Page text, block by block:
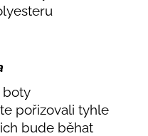
boty
pořizovali tyhle
bude běhat